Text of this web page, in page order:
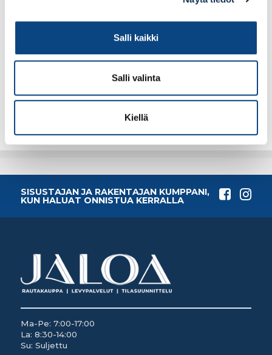
Salli kaikki
Salli valinta
Kiellä
Lisää tilauskoriin
5.42€ /pg
Lisää tilauskoriin
SISUSTAJAN JA RAKENTAJAN KUMPPANI,
KUN HALUAT ONNISTUA KERRALLA
Ma-Pe: 7:00-17:00
La: 8:30-14:00
Su: Suljettu